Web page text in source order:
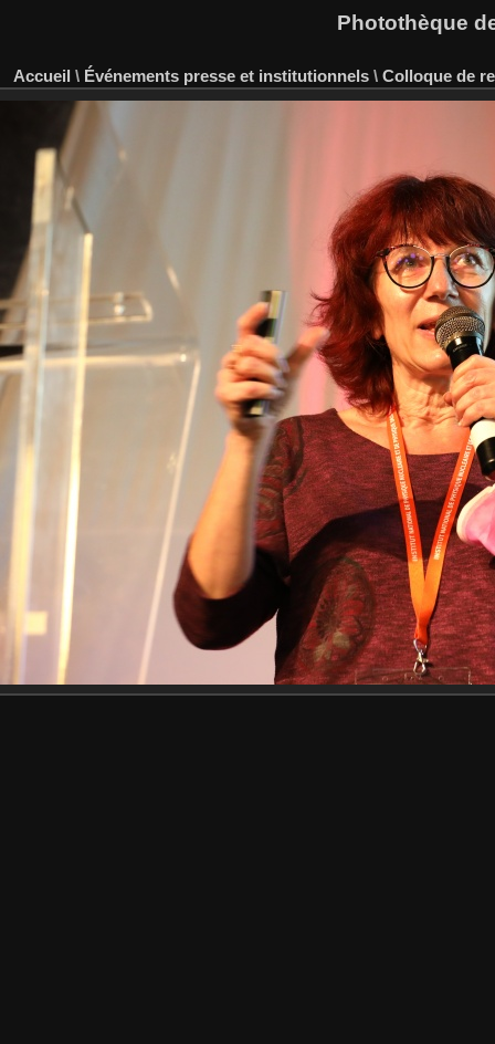
Photothèque
Accueil \ Événements presse et institutionnels \ Colloque de